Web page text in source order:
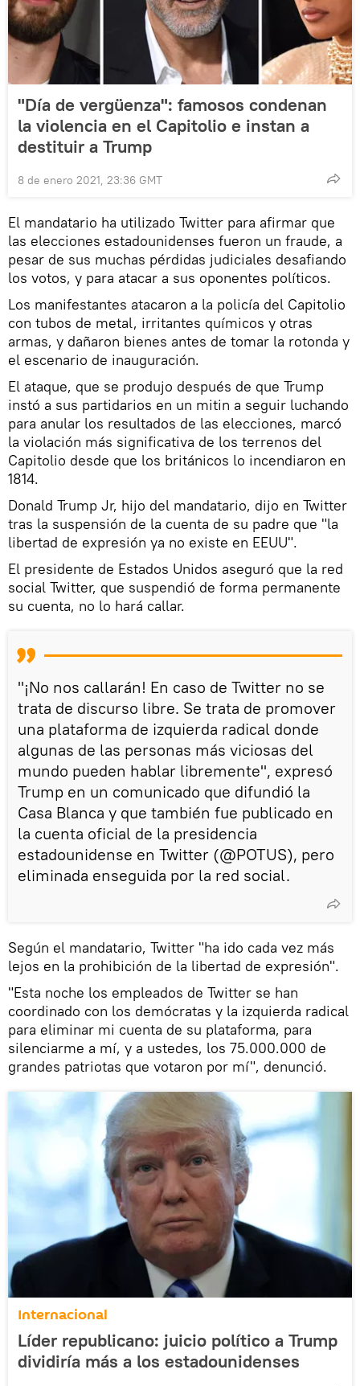
"Día de vergüenza": famosos condenan
la violencia en el Capitolio e instan a
destituir a Trump
8 de enero 2021, 23:36 GMT
El mandatario ha utilizado Twitter para afirmar que
las elecciones estadounidenses fueron un fraude, a
pesar de sus muchas pérdidas judiciales desafiando
los votos, y para atacar a sus oponentes políticos.
Los manifestantes atacaron a la policía del Capitolio
con tubos de metal, irritantes químicos y otras
armas, y dañaron bienes antes de tomar la rotonda y
el escenario de inauguración.
El ataque, que se produjo después de que Trump
instó a sus partidarios en un mitin a seguir luchando
para anular los resultados de las elecciones, marcó
la violación más significativa de los terrenos del
Capitolio desde que los británicos lo incendiaron en
1814.
Donald Trump Jr, hijo del mandatario, dijo en Twitter
tras la suspensión de la cuenta de su padre que "la
libertad de expresión ya no existe en EEUU".
El presidente de Estados Unidos aseguró que la red
social Twitter, que suspendió de forma permanente
su cuenta, no lo hará callar.
"¡No nos callarán! En caso de Twitter no se
trata de discurso libre. Se trata de promover
una plataforma de izquierda radical donde
algunas de las personas más viciosas del
mundo pueden hablar libremente", expresó
Trump en un comunicado que difundió la
Casa Blanca y que también fue publicado en
la cuenta oficial de la presidencia
estadounidense en Twitter (@POTUS), pero
eliminada enseguida por la red social.
Según el mandatario, Twitter "ha ido cada vez más
lejos en la prohibición de la libertad de expresión".
"Esta noche los empleados de Twitter se han
coordinado con los demócratas y la izquierda radical
para eliminar mi cuenta de su plataforma, para
silenciarme a mí, y a ustedes, los 75.000.000 de
grandes patriotas que votaron por mí", denunció.
Internacional
Líder republicano: juicio político a Trump
dividiría más a los estadounidenses